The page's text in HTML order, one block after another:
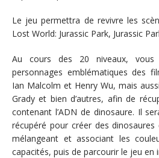
Le jeu permettra de revivre les
Lost World: Jurassic Park, Jurassic
Au cours des 20 niveaux, vous
personnages emblématiques des
Ian Malcolm et Henry Wu, mais
Grady et bien d’autres, afin de
contenant l’ADN de dinosaure. Il
récupéré pour créer des
mélangeant et associant les
capacités, puis de parcourir le jeu en